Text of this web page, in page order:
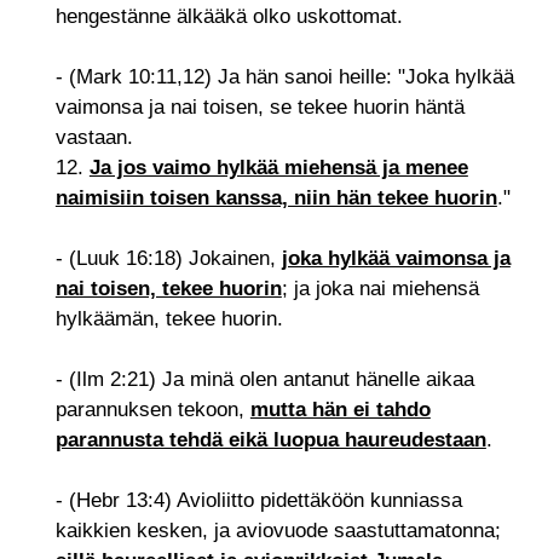
hengestänne älkääkä olko uskottomat.
- (Mark 10:11,12) Ja hän sanoi heille: "Joka hylkää
vaimonsa ja nai toisen, se tekee huorin häntä
vastaan.
12. Ja jos vaimo hylkää miehensä ja menee
naimisiin toisen kanssa, niin hän tekee huorin."
- (Luuk 16:18) Jokainen, joka hylkää vaimonsa ja
nai toisen, tekee huorin; ja joka nai miehensä
hylkäämän, tekee huorin.
- (Ilm 2:21) Ja minä olen antanut hänelle aikaa
parannuksen tekoon, mutta hän ei tahdo
parannusta tehdä eikä luopua haureudestaan.
- (Hebr 13:4) Avioliitto pidettäköön kunniassa
kaikkien kesken, ja aviovuode saastuttamatonna;